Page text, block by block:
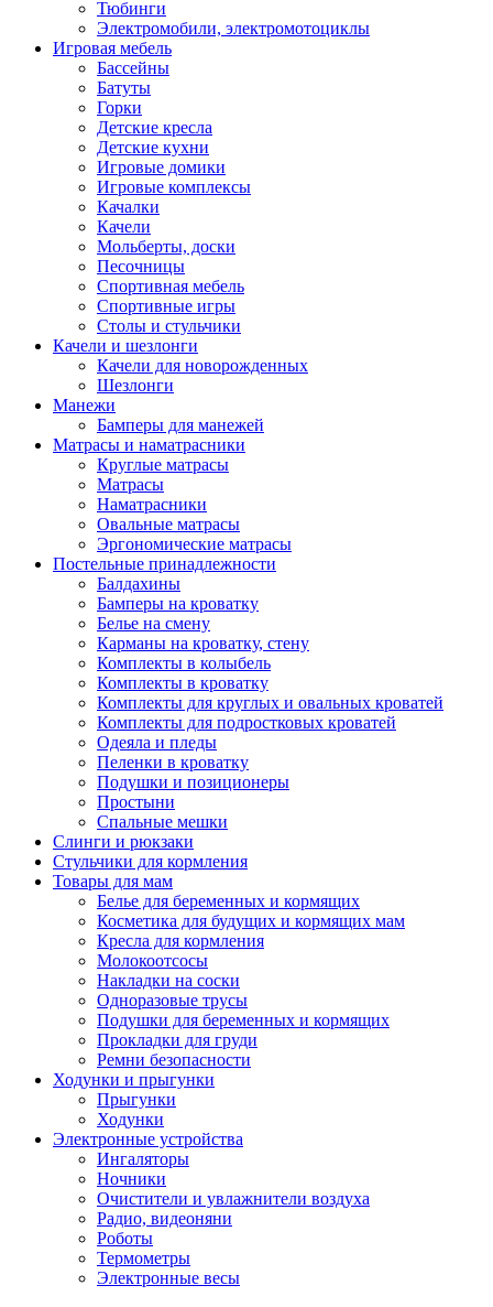
Тюбинги
Электромобили, электромотоциклы
Игровая мебель
Бассейны
Батуты
Горки
Детские кресла
Детские кухни
Игровые домики
Игровые комплексы
Качалки
Качели
Мольберты, доски
Песочницы
Спортивная мебель
Спортивные игры
Столы и стульчики
Качели и шезлонги
Качели для новорожденных
Шезлонги
Манежи
Бамперы для манежей
Матрасы и наматрасники
Круглые матрасы
Матрасы
Наматрасники
Овальные матрасы
Эргономические матрасы
Постельные принадлежности
Балдахины
Бамперы на кроватку
Белье на смену
Карманы на кроватку, стену
Комплекты в колыбель
Комплекты в кроватку
Комплекты для круглых и овальных кроватей
Комплекты для подростковых кроватей
Одеяла и пледы
Пеленки в кроватку
Подушки и позиционеры
Простыни
Спальные мешки
Слинги и рюкзаки
Стульчики для кормления
Товары для мам
Белье для беременных и кормящих
Косметика для будущих и кормящих мам
Кресла для кормления
Молокоотсосы
Накладки на соски
Одноразовые трусы
Подушки для беременных и кормящих
Прокладки для груди
Ремни безопасности
Ходунки и прыгунки
Прыгунки
Ходунки
Электронные устройства
Ингаляторы
Ночники
Очистители и увлажнители воздуха
Радио, видеоняни
Роботы
Термометры
Электронные весы